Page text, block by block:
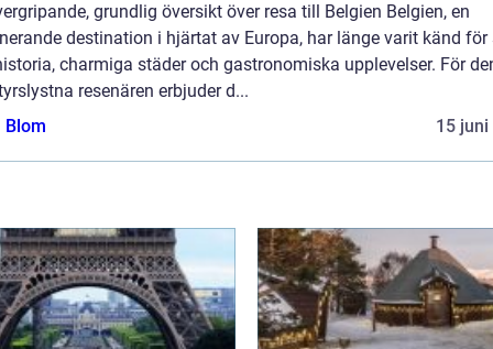
grundlig översikt över resa till Belgien Belgien, en
destination i hjärtat av Europa, har länge varit känd för
charmiga städer och gastronomiska upplevelser. För
resenären erbjuder d...
Blom
15 juni